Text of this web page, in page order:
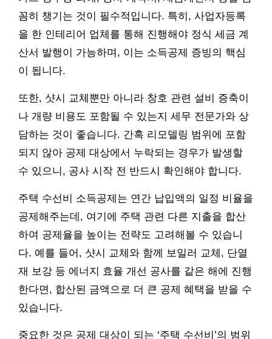
꼼히 챙기는 것이 필수적입니다. 특히, 사업자등록
을 한 인테리어 업체를 통해 진행해야 정식 세금 계
산서 발행이 가능하며, 이는 소득공제 증빙의 핵심
이 됩니다.
또한, 샷시 교체뿐만 아니라 창호 관련 설비 증축이
나 개량 비용도 포함될 수 있는지 세무 전문가와 상
담하는 것이 좋습니다. 간혹 리모델링 범위에 포함
되지 않아 공제 대상에서 누락되는 경우가 발생할
수 있으니, 공사 시작 전 반드시 확인해야 합니다.
주택 수선비 소득공제는 연간 납입액의 일정 비율을
공제해주는데, 여기에 주택 관련 다른 지출을 합산
하여 공제율을 높이는 전략도 고려해볼 수 있습니
다. 예를 들어, 샷시 교체와 함께 보일러 교체, 단열
재 보강 등 에너지 효율 개선 공사를 같은 해에 진행
한다면, 합산된 금액으로 더 큰 공제 혜택을 받을 수
있습니다.
중요한 것은 공제 대상이 되는 ‘주택 수선비’의 범위